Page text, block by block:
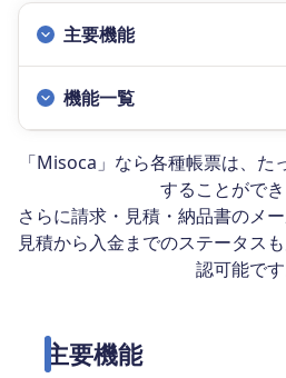
主要機能
機能一覧
「Misoca」なら各種帳票は、
することができ
さらに請求・見積・納品書のメ
見積から入金までのステータス
認可能です
主要機能